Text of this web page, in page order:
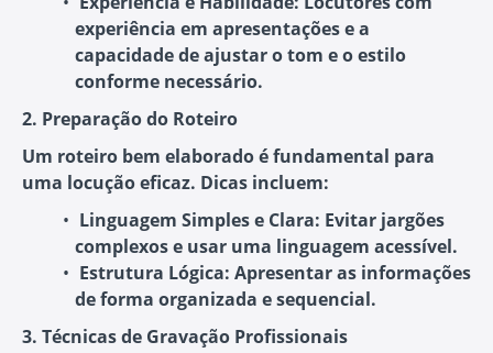
experiência em apresentações e a
capacidade de ajustar o tom e o estilo
conforme necessário.
2. Preparação do Roteiro
Um roteiro bem elaborado é fundamental para
uma locução eficaz. Dicas incluem:
Linguagem Simples e Clara: Evitar jargões
complexos e usar uma linguagem acessível.
Estrutura Lógica: Apresentar as informações
de forma organizada e sequencial.
3. Técnicas de Gravação Profissionais